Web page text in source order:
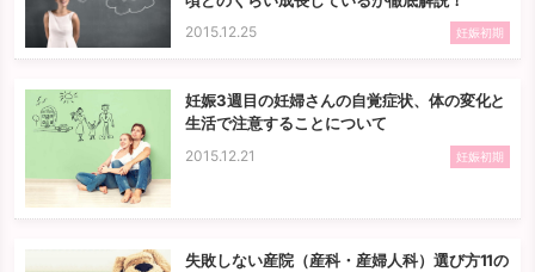
2015.12.25 妊娠初期
妊娠3週目の妊婦さんの自覚症状、体の変化と
生活で注意することについて
2015.12.21 妊娠初期
失敗しない産院（産科・産婦人科）選び方11の